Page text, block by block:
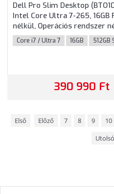
Dell Pro Slim Desktop
Intel Core Ultra 7-265, 16GB
nélkül, Operációs rendszer
számítógép, 3 év helyszíni
Core i7 / Ultra 7 16GB 512GB
390 990 Ft
Első Előző 7 8 9 10